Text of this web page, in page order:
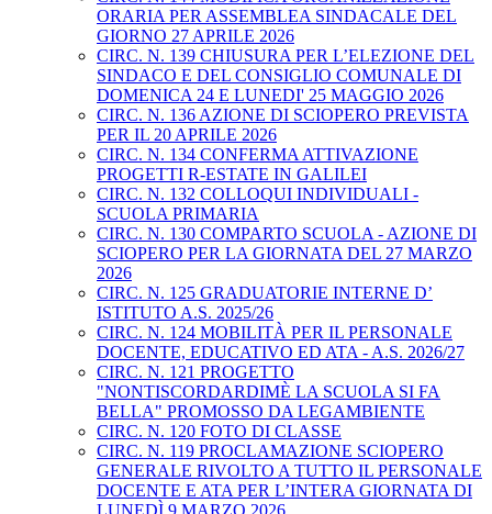
ORARIA PER ASSEMBLEA SINDACALE DEL
GIORNO 27 APRILE 2026
CIRC. N. 139 CHIUSURA PER L’ELEZIONE DEL
SINDACO E DEL CONSIGLIO COMUNALE DI
DOMENICA 24 E LUNEDI' 25 MAGGIO 2026
CIRC. N. 136 AZIONE DI SCIOPERO PREVISTA
PER IL 20 APRILE 2026
CIRC. N. 134 CONFERMA ATTIVAZIONE
PROGETTI R-ESTATE IN GALILEI
CIRC. N. 132 COLLOQUI INDIVIDUALI -
SCUOLA PRIMARIA
CIRC. N. 130 COMPARTO SCUOLA - AZIONE DI
SCIOPERO PER LA GIORNATA DEL 27 MARZO
2026
CIRC. N. 125 GRADUATORIE INTERNE D’
ISTITUTO A.S. 2025/26
CIRC. N. 124 MOBILITÀ PER IL PERSONALE
DOCENTE, EDUCATIVO ED ATA - A.S. 2026/27
CIRC. N. 121 PROGETTO
"NONTISCORDARDIMÈ LA SCUOLA SI FA
BELLA" PROMOSSO DA LEGAMBIENTE
CIRC. N. 120 FOTO DI CLASSE
CIRC. N. 119 PROCLAMAZIONE SCIOPERO
GENERALE RIVOLTO A TUTTO IL PERSONALE
DOCENTE E ATA PER L’INTERA GIORNATA DI